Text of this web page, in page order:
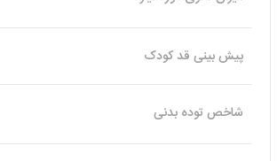
پیش بینی قد کودک
شاخص توده بدنی